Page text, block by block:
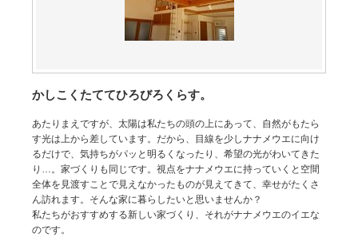
かしこくたててひろびろくらす。
あたりまえですが、太陽は私たちの頭の上にあって、自然がもたら
す光は上から差しています。だから、目線を少しナナメウエに向け
るだけで、気持ちがパッと明るくなったり、希望の光がわいてきた
り…。家づくりも同じです。視点をナナメウエに持っていくと空間
全体を見渡すことで見えなかったものが見えてきて、幸せがたくさ
ん訪れます。そんな家に暮らしたいと思いませんか？
私たちがおすすめする新しい家づくり、それがナナメウエのイエな
のです。